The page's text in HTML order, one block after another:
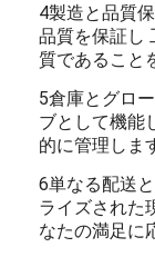
4製造と品質
品質を保証し
質であること
5倉庫とグロ
ブとして機能
的に管理しま
6単なる配送
ライズされた
なたの満足に